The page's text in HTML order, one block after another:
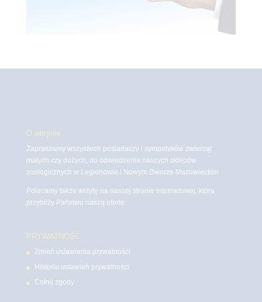
O witrynie
Zapraszamy wszystkich posiadaczy i sympatyków zwierząt
małych czy dużych, do odwiedzenia naszych sklepów
zoologicznych w Legionowie i Nowym Dworze Mazowieckim
Polecamy także wizytę na naszej stronie internetowej, która
przybliży Państwu naszą ofertę.
PRYWATNOŚĆ
Zmień ustawienia prywatności
Historia ustawień prywatności
Cofnij zgody